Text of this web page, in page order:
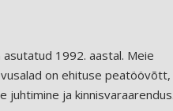
asutatud 1992. aastal. Meie
on ehituse peatöövõtt,
juhtimine ja kinnisvaraarendus.